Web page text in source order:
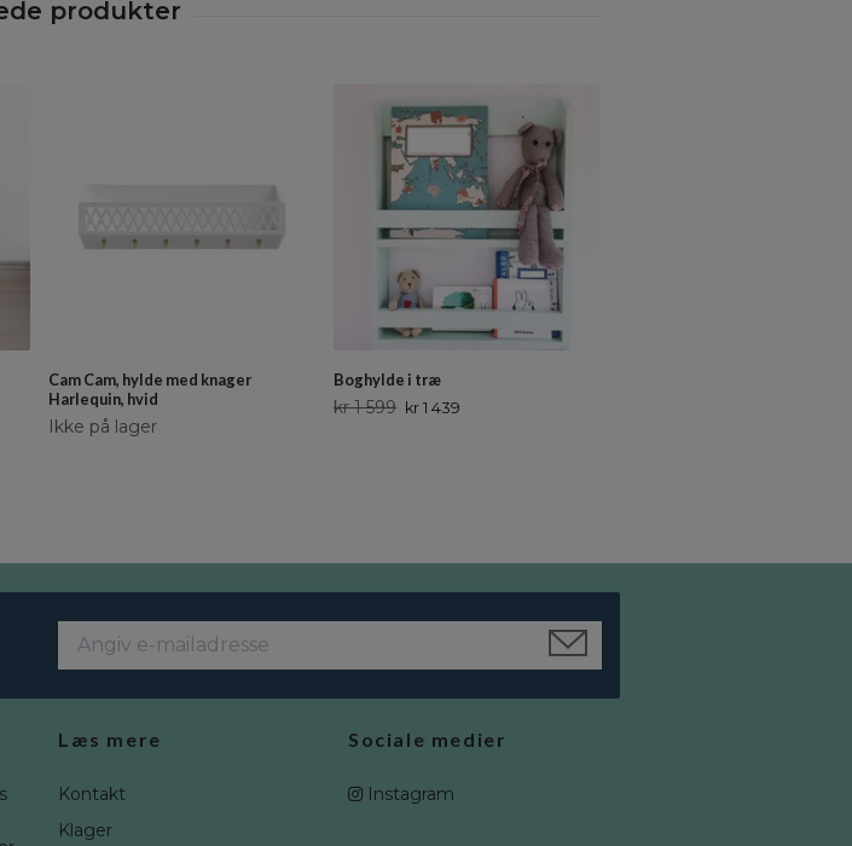
Cam Cam, hylde med knager
Harlequin, hvid
Ikke på lager
Boghylde i træ
kr 1 599 kr 1 439
Læs mere
Kontakt
Klager
Sociale medier
Instagram